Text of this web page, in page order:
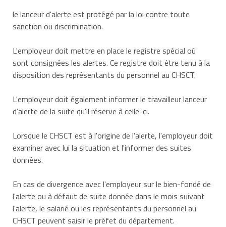
le lanceur d'alerte est protégé par la loi contre toute
sanction ou discrimination.
L'employeur doit mettre en place le registre spécial où
sont consignées les alertes. Ce registre doit être tenu à la
disposition des représentants du personnel au CHSCT.
L'employeur doit également informer le travailleur lanceur
d'alerte de la suite qu'il réserve à celle-ci.
Lorsque le CHSCT est à l'origine de l'alerte, l'employeur doit
examiner avec lui la situation et l'informer des suites
données.
En cas de divergence avec l'employeur sur le bien-fondé de
l'alerte ou à défaut de suite donnée dans le mois suivant
l'alerte, le salarié ou les représentants du personnel au
CHSCT peuvent saisir le préfet du département.